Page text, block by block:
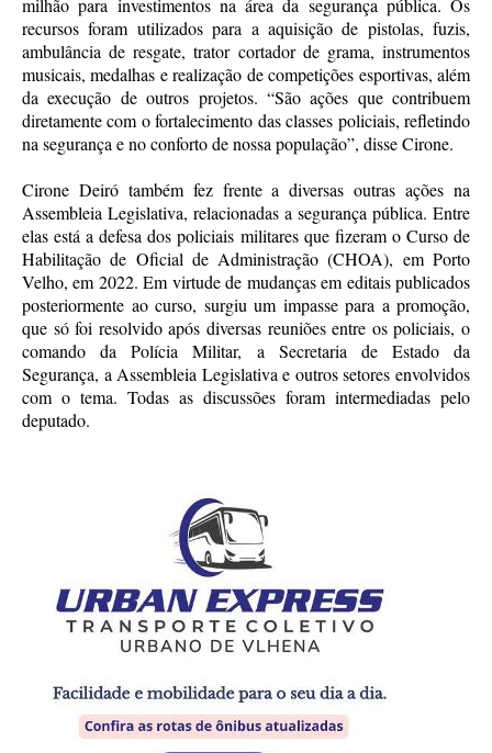
recursos foram utilizados para a aquisição de pistolas, fuzis,
ambulância de resgate, trator cortador de grama, instrumentos
musicais, medalhas e realização de competições esportivas, além
da execução de outros projetos. “São ações que contribuem
diretamente com o fortalecimento das classes policiais, refletindo
na segurança e no conforto de nossa população”, disse Cirone.
Cirone Deiró também fez frente a diversas outras ações na
Assembleia Legislativa, relacionadas a segurança pública. Entre
elas está a defesa dos policiais militares que fizeram o Curso de
Habilitação de Oficial de Administração (CHOA), em Porto
Velho, em 2022. Em virtude de mudanças em editais publicados
posteriormente ao curso, surgiu um impasse para a promoção,
que só foi resolvido após diversas reuniões entre os policiais, o
comando da Polícia Militar, a Secretaria de Estado da
Segurança, a Assembleia Legislativa e outros setores envolvidos
com o tema. Todas as discussões foram intermediadas pelo
deputado.